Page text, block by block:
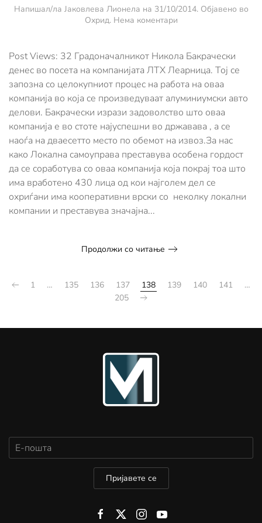
Напишал/ла Јаковлева Лионела на 31/10/2014. Објавено во
Охрид. Нема коментариза
комуникација
охридските
компании
Post Views: 32 Градоначалникот Никола Бакрачески
денес во посета на компанијата ЛТХ Леарница. Тој се
запозна со целокупниот процес на работа на оваа
компанија во која се произведуваат алуминиумски авто
делови. Бакрачески изрази задоволство што оваа
компанија е во стоте најуспешни во државава , а се
наоѓа на дваесетто место по обемот на извоз.За нас
како Локална самоуправа преставува особена гордост
да се соработува со оваа компанија која покрај тоа што
има вработено 430 лица од кои најголем дел се
охриѓани има кооперативни врски со неколку локални
компании и преставува значајна...
Продолжи со читање
1 … 135 136 137 138 139 140 141
…
205
Пријавете се